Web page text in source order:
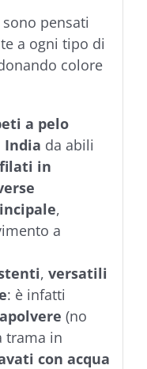
pensati
a ogni tipo di
colore
a pelo
da abili
filati in
,
a
, versatili
: è infatti
(no
trama in
con acqua